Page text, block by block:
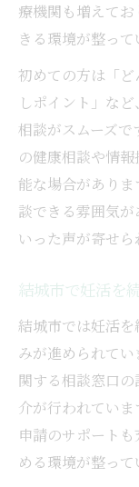
療機関も増えて
きる環境が整って
初めての方は「
しポイント」な
相談がスムーズ
の健康相談や情
能な場合があり
談できる雰囲気
いった声が寄せら
結城市で妊活を
結城市では妊活
みが進められて
関する相談窓口
介が行われてい
申請のサポート
める環境が整って